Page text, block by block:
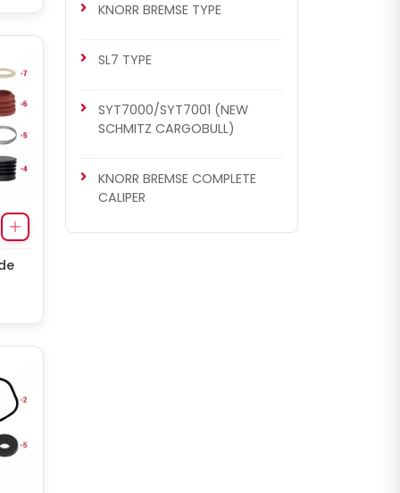
KNORR BREMSE TYPE
SL7 TYPE
SYT7000/SYT7001 (NEW
SCHMITZ CARGOBULL)
KNORR BREMSE COMPLETE
CALIPER